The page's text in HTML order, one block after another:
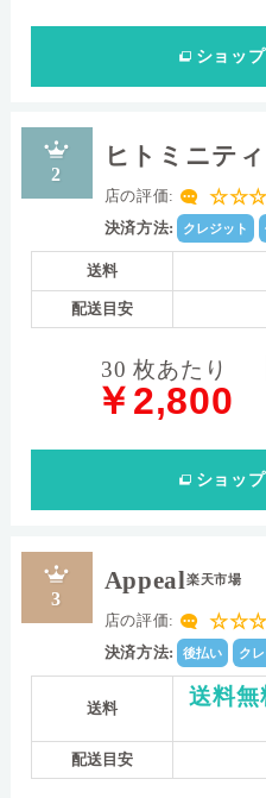
ショップ
2
ヒトミニティ
店の評価:
決済方法: クレジット
送料
配送目安
30 枚あたり
￥2,800
ショップ
3
Appeal楽天市場
店の評価:
決済方法: 後払い ク
送料 送料無
配送目安